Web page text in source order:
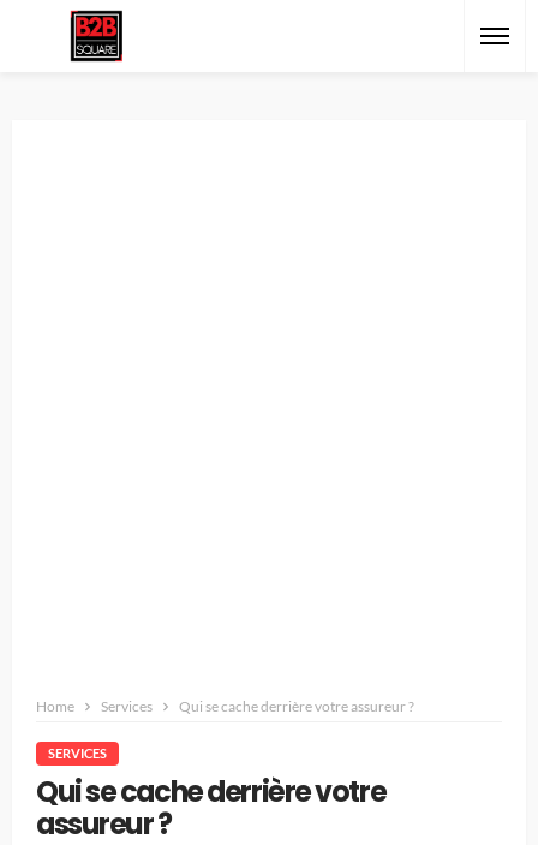
Home Services Qui se cache derrière votre assureur ?
SERVICES
Qui se cache derrière votre
assureur ?